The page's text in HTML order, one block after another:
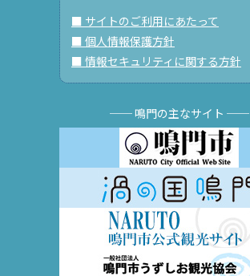
■ サイトのご利用にあたって
■ 個人情報保護方針
■ 情報セキュリティに関する方針
── 鳴門の主なサイト ──